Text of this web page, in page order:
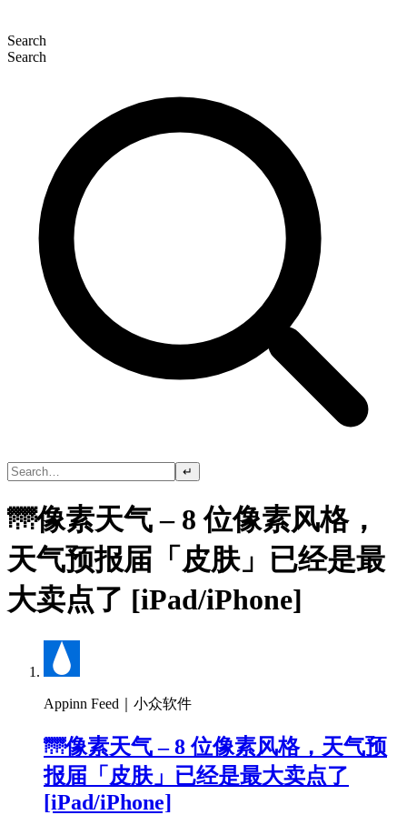
Search
Search
↵
🌁像素天气 – 8 位像素风格，
天气预报届「皮肤」已经是最
大卖点了 [iPad/iPhone]
Appinn Feed｜小众软件
🌁像素天气 – 8 位像素风格，天气预
报届「皮肤」已经是最大卖点了
[iPad/iPhone]